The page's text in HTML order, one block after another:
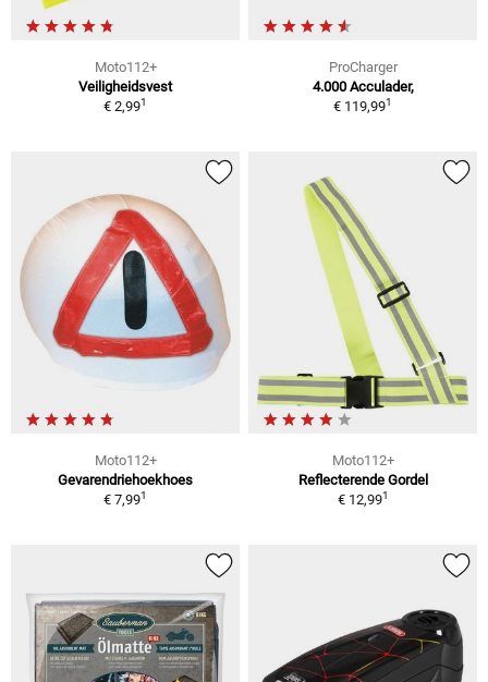
Moto112+
Veiligheidsvest
€ 2,991
ProCharger
4.000 Acculader,
€ 119,991
Moto112+
Gevarendriehoekhoes
€ 7,991
Moto112+
Reflecterende Gordel
€ 12,991